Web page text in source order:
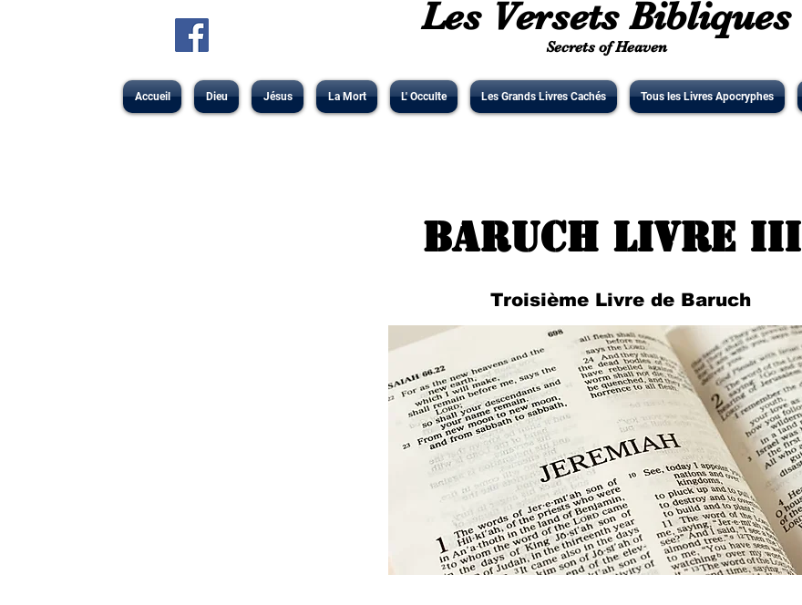
Les Versets Bibliques
Secrets of Heaven
Accueil Dieu Jésus La Mort L' Occulte Les Grands Livres Cachés Tous les Livres Apocryphes
Baruch Livre III
Troisième Livre de Baruch